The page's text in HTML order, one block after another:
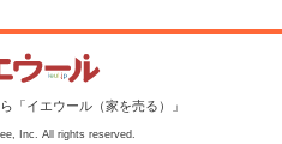
「イエウール（家を売る）」
Inc. All rights reserved.